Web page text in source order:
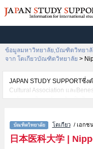
ข้อมูลมหาวิทยาลัย,บัณฑิตวิทยาลั
จาก โตเกียวบัณฑิตวิทยาลัย >
JAPAN STUDY SUPPORTซึ่
Cultural Association และ
ระดับมหาวิทยาลัย・บัณฑิตวิท
ต่างชาติเช่น เป็นต้น,ข้อมูลของ
เช่นจำนวนคนที่รับสมัครหรือจำ
สถานที่,การเดินทางเป็นต้นไว้
โตเกียว/ เอกช
日本医科大学|